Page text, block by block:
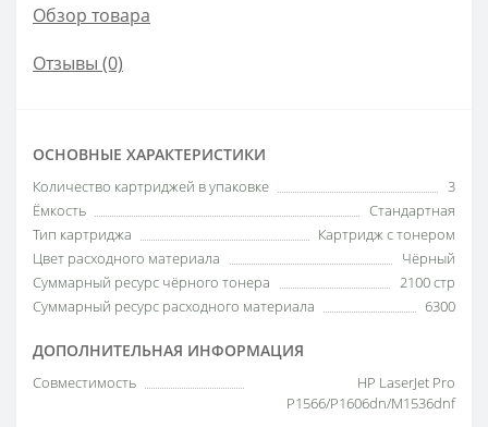
Обзор товара
Отзывы (0)
ОСНОВНЫЕ ХАРАКТЕРИСТИКИ
Количество картриджей в упаковке
3
Ёмкость
Стандартная
Тип картриджа
Картридж с тонером
Цвет расходного материала
Чёрный
Суммарный ресурс чёрного тонера
2100 стр
Суммарный ресурс расходного материала
6300
ДОПОЛНИТЕЛЬНАЯ ИНФОРМАЦИЯ
Совместимость
HP LaserJet Pro
P1566/P1606dn/M1536dnf